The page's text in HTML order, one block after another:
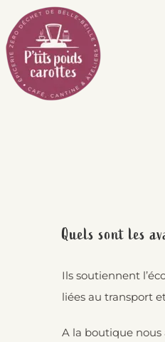
Passer
au
contenu
Quels sont les
Ils soutiennent
liées au transport
A la boutique